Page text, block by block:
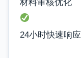
材料审核优化
24小时快速响应